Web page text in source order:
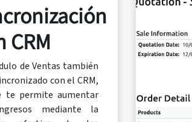
CRM
de Ventas también
con el CRM,
te permite aumentar
mediante la